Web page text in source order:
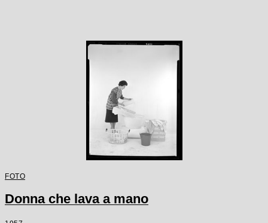
FOTO
Donna che lava a mano